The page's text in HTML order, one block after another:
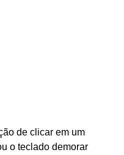
de clicar em um
o teclado demorar